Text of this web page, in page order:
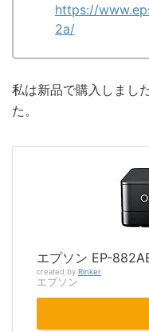
https://
2a/
私は新品で購入しまし
た。
エプソン EP-
created by Rinker
エプソン